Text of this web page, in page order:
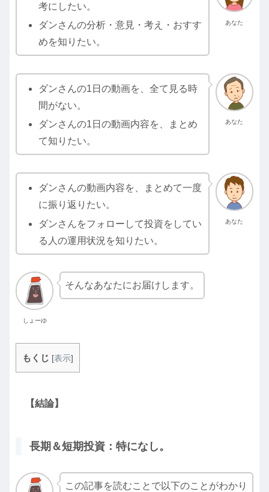
あなた
考にしたい。
ダンさんの分析・意見・考え・おすす
めを知りたい。
あなた
ダンさんの1日の動画を、全て見る時
間がない。
ダンさんの1日の動画内容を、まとめ
て知りたい。
あなた
ダンさんの動画内容を、まとめて一度
に振り返りたい。
ダンさんをフォローして投資をしてい
る人の運用状況を知りたい。
しょーゆ
そんなあなたにお届けします。
もくじ [表示]
【結論】
長期＆短期投資：特になし。
この記事を読むことで以下のことがわかり